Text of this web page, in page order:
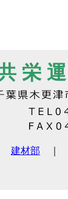
栄
建材部